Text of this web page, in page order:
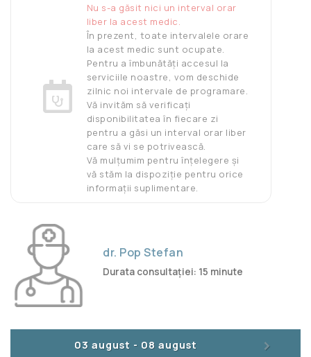
Nu s-a găsit nici un interval orar
liber la acest medic.
În prezent, toate intervalele orare
la acest medic sunt ocupate.
Pentru a îmbunătăți accesul la
serviciile noastre, vom deschide
zilnic noi intervale de programare.
Vă invităm să verificați
disponibilitatea în fiecare zi
pentru a găsi un interval orar liber
care să vi se potrivească.
Vă mulțumim pentru înțelegere și
vă stăm la dispoziție pentru orice
informații suplimentare.
dr. Pop Stefan
Durata consultației: 15 minute
03 august - 08 august >